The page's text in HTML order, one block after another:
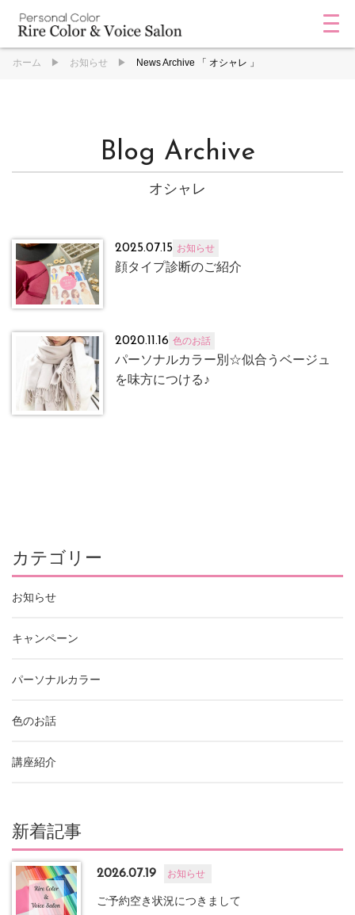
ホーム お知らせ News Archive 「 オシャレ 」
Blog Archive
オシャレ
2025.07.15 お知らせ
顔タイプ診断のご紹介
2020.11.16 色のお話
パーソナルカラー別☆似合うベージュ
を味方につける♪
カテゴリー
お知らせ
キャンペーン
パーソナルカラー
色のお話
講座紹介
新着記事
2026.07.19 お知らせ
ご予約空き状況につきまして